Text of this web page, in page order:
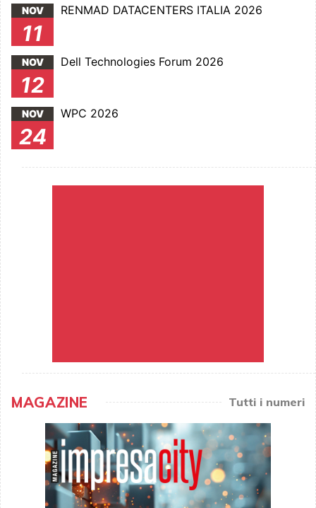
NOV
11
RENMAD DATACENTERS ITALIA 2026
NOV
12
Dell Technologies Forum 2026
NOV
24
WPC 2026
MAGAZINE Tutti i numeri